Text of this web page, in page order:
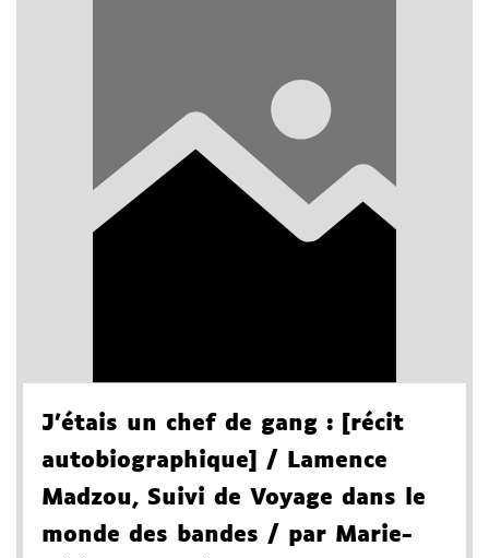
J'étais un chef de gang : [récit
autobiographique]
/ Lamence
Madzou, Suivi de Voyage dans le
monde des bandes / par Marie-